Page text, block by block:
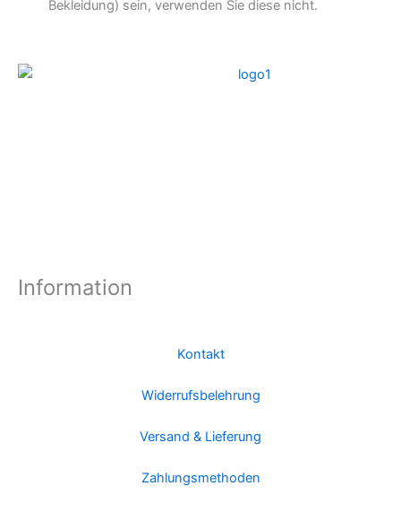
Bekleidung) sein, verwenden Sie diese nicht.
Information
Kontakt
Widerrufsbelehrung
Versand & Lieferung
Zahlungsmethoden